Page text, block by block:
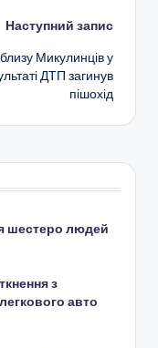
Наступний запис
Микулинців у
ДТП загинув
пішохід
шестеро людей
з
авто